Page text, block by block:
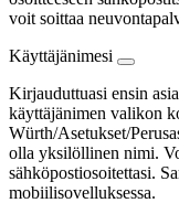
voit soittaa
Käyttäjänimesi
Kirjauduttuasi ensin
käyttäjänimen valikon
Würth/Asetukset/
olla yksilöllinen nimi.
sähköpostiosoitettasi.
mobiilisovelluksessa.